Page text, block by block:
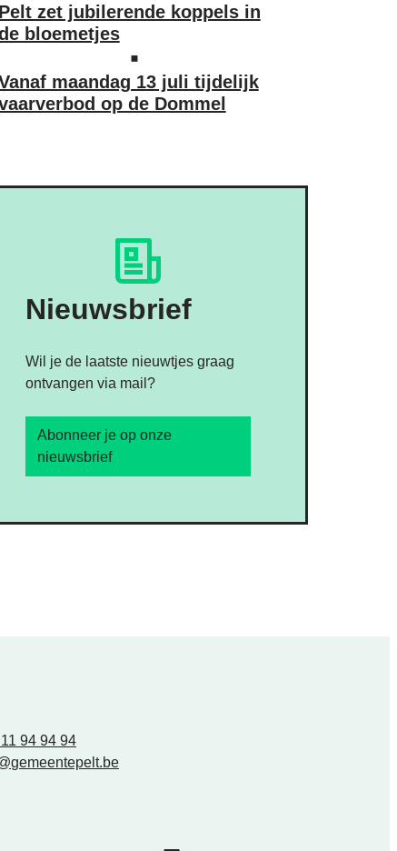
Pelt zet jubilerende koppels in
bloemetjes
maandag 13 juli tijdelijk
op de Dommel
Nieuwsbrief
Wil je de laatste nieuwtjes graag
ontvangen via mail?
Abonneer je op onze
nieuwsbrief
94 94 94
gemeentepelt.be